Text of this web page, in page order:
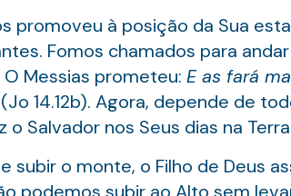
promoveu à posição da Sua
Fomos chamados para
O Messias prometeu: E as fará
(Jo 14.12b). Agora, depende de
o Salvador nos Seus dias na
subir o monte, o Filho de Deus